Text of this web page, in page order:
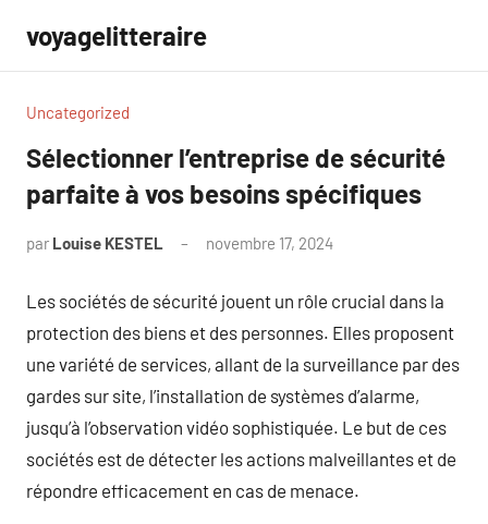
contenu
voyagelitteraire
Uncategorized
Sélectionner l’entreprise de sécurité
parfaite à vos besoins spécifiques
par Louise KESTEL novembre 17, 2024
Les sociétés de sécurité jouent un rôle crucial dans la
protection des biens et des personnes. Elles proposent
une variété de services, allant de la surveillance par des
gardes sur site, l’installation de systèmes d’alarme,
jusqu’à l’observation vidéo sophistiquée. Le but de ces
sociétés est de détecter les actions malveillantes et de
répondre efficacement en cas de menace.